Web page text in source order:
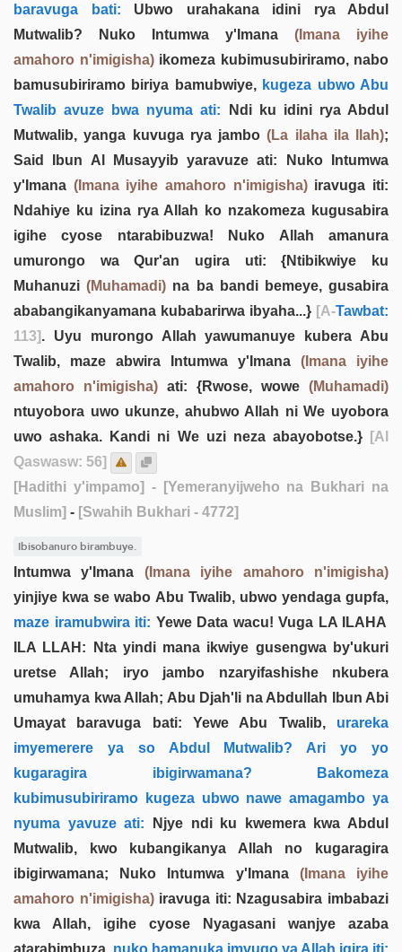
baravuga bati: Ubwo urahakana idini rya Abdul
Mutwalib? Nuko Intumwa y'Imana (Imana iyihe
amahoro n'imigisha)ikomeza kubimusubiriramo, nabo
bamusubiriramo biriya bamubwiye,kugeza ubwo Abu
Twalib avuze bwa nyuma ati: Ndi ku idini rya Abdul
Mutwalib, yanga kuvuga rya jambo(La ilaha ila llah);
Said Ibun Al Musayyib yaravuze ati: Nuko Intumwa
y'Imana (Imana iyihe amahoro n'imigisha)iravuga iti:
Ndahiye ku izina rya Allah ko nzakomeza kugusabira
igihe cyose ntarabibuzwa! Nuko Allah amanura
umurongo wa Qur'an ugira uti: {Ntibikwiye ku
Muhanuzi(Muhamadi) na ba bandi bemeye, gusabira
ababangikanyamana kubabarirwa ibyaha...} [A-Tawbat:
113]. Uyu murongo Allah yawumanuye kubera Abu
Twalib, maze abwira Intumwa y'Imana (Imana iyihe
amahoro n'imigisha) ati: {Rwose, wowe (Muhamadi)
ntuyobora uwo ukunze, ahubwo Allah ni We uyobora
uwo ashaka. Kandi ni We uzi neza abayobotse.}
[Al
Qaswasw: 56]
[Hadithi y'impamo] - [Yemeranyijweho na Bukhari na
Muslim] - [Swahih Bukhari - 4772]
Ibisobanuro birambuye.
Intumwa y'Imana (Imana iyihe amahoro n'imigisha)
yinjiye kwa se wabo Abu Twalib, ubwo yendaga gupfa,
maze iramubwira iti: Yewe Data wacu! Vuga LA ILAHA
ILA LLAH: Nta yindi mana ikwiye gusengwa by'ukuri
uretse Allah; iryo jambo nzaryifashishe nkubera
umuhamya kwa Allah; Abu Djah'li na Abdullah Ibun Abi
Umayat baravuga bati: Yewe Abu Twalib,urareka
imyemerere ya so Abdul Mutwalib? Ari yo yo
kugaragira ibigirwamana? Bakomeza
kubimusubiriramo kugeza ubwo nawe amagambo ya
nyuma yavuze ati: Njye ndi ku kwemera kwa Abdul
Mutwalib, kwo kubangikanya Allah no kugaragira
ibigirwamana; Nuko Intumwa y'Imana (Imana iyihe
amahoro n'imigisha)iravuga iti: Nzagusabira imbabazi
kwa Allah, igihe cyose Nyagasani wanjye azaba
atarabimbuza, nuko hamanuka imvugo ya Allah igira iti: